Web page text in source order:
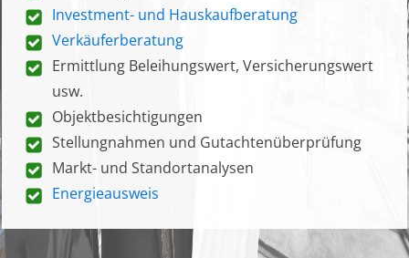
Investment- und Hauskaufberatung
Verkäuferberatung
Ermittlung Beleihungswert, Versicherungswert
usw.
Objektbesichtigungen
Stellungnahmen und Gutachtenüberprüfung
Markt- und Standortanalysen
Energieausweis